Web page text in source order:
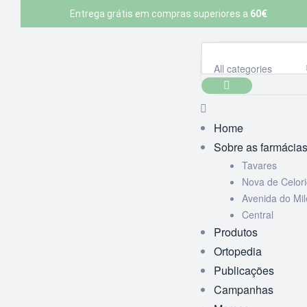
Entrega grátis em compras superiores a 60€
All categories
Home
Sobre as farmácias
Tavares
Nova de
Avenida do
Central
Produtos
Ortopedia
Publicações
Campanhas